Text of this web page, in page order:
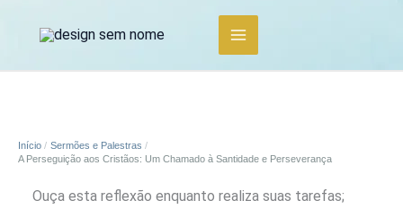
Início
Sermões e Palestras
A Perseguição aos Cristãos: Um Chamado à Santidade e Perseverança
Ouça esta reflexão enquanto realiza suas tarefas;